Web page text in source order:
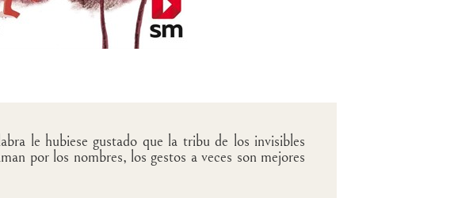
le hubiese gustado que la tribu de los invisibles
por los nombres, los gestos a veces son mejores